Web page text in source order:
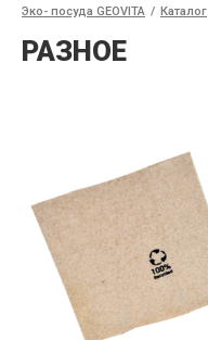
Эко- посуда GEOVITA / Каталог
РАЗНОЕ